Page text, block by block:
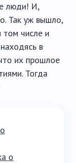
люди! И,
Так уж вышло,
том числе и
в
их прошлое
Тогда
о